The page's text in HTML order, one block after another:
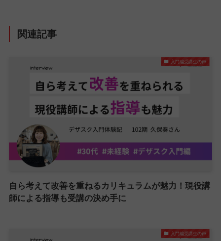
関連記事
入門編受講生の声
自ら考えて改善を重ねるカリキュラムが魅力！現役講
師による指導も受講の決め手に
入門編受講生の声